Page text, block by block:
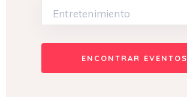
Entretenimiento